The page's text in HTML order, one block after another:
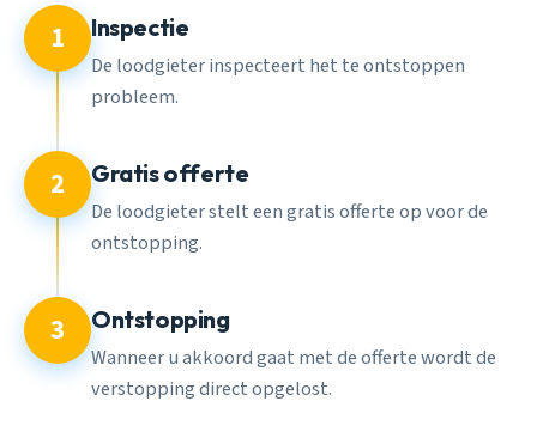
1 Inspectie
De loodgieter inspecteert het te ontstoppen
probleem.
2 Gratis offerte
De loodgieter stelt een gratis offerte op voor de
ontstopping.
3 Ontstopping
Wanneer u akkoord gaat met de offerte wordt de
verstopping direct opgelost.